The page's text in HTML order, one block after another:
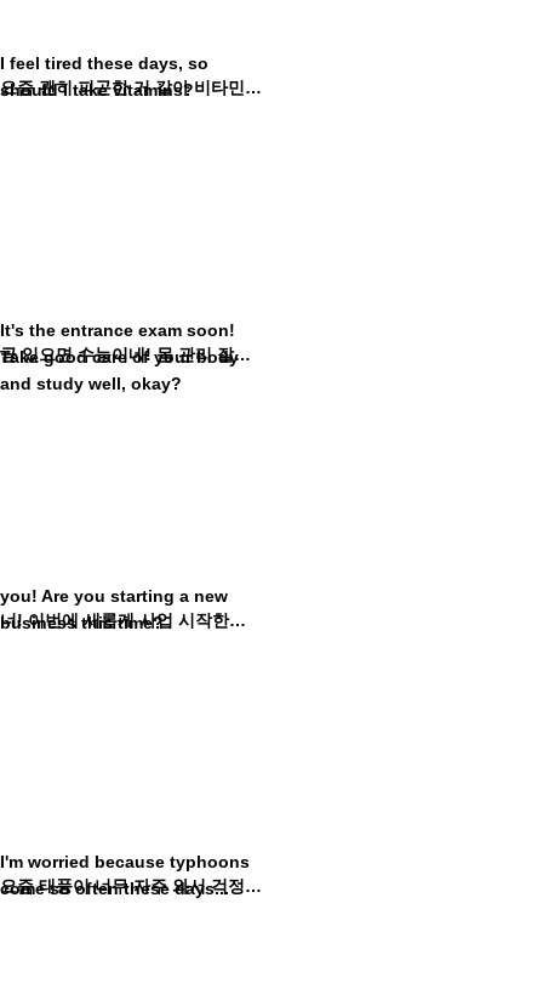
I feel tired these days, so
should I take vitamins?
요즘 괜히 피곤한 거 같아 비타민을 먹어야 하나?
It's the entrance exam soon!
Take good care of your body
and study well, okay?
곧 있으면 수능이네! 몸 관리 잘하고 공부도 꼼꼼하게 잘하고 알았지?
you! Are you starting a new
business this time?
너! 이번에 새롭게 사업 시작한다면서?
I'm worried because typhoons
come so often these days...
요즘 태풍이 너무 자주 와서 걱정이야...